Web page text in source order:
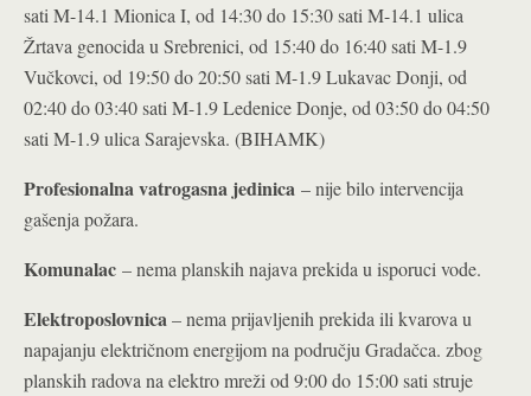
sati M-14.1 Mionica I, od 14:30 do 15:30 sati M-14.1 ulica
Žrtava genocida u Srebrenici, od 15:40 do 16:40 sati M-1.9
Vučkovci, od 19:50 do 20:50 sati M-1.9 Lukavac Donji, od
02:40 do 03:40 sati M-1.9 Ledenice Donje, od 03:50 do 04:50
sati M-1.9 ulica Sarajevska. (BIHAMK)
Profesionalna vatrogasna jedinica – nije bilo intervencija
gašenja požara.
Komunalac – nema planskih najava prekida u isporuci vode.
Elektroposlovnica– nema prijavljenih prekida ili kvarova u
napajanju električnom energijom na području Gradačca. zbog
planskih radova na elektro mreži od 9:00 do 15:00 sati struje